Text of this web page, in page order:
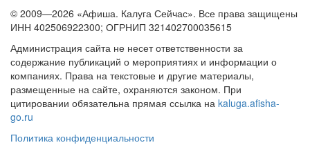
© 2009—2026 «Афиша. Калуга Сейчас». Все права защищены
ИНН 402506922300; ОГРНИП 321402700035615
Администрация сайта не несет ответственности за
содержание публикаций о мероприятиях и информации о
компаниях. Права на текстовые и другие материалы,
размещенные на сайте, охраняются законом. При
цитировании обязательна прямая ссылка на kaluga.afisha-
go.ru
Политика конфиденциальности